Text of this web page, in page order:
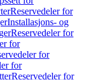
Reservedeler for
Installasjons- og
Reservedeler for
for
for
for
Reservedeler for